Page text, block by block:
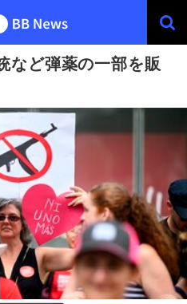
など弾薬の一部を販